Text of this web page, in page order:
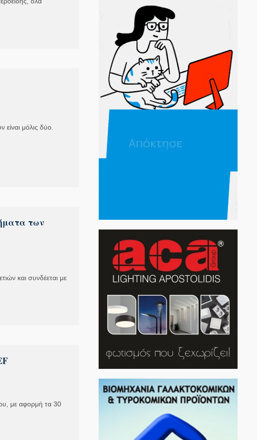
μόλις δύο.
των
και συνδέεται με
με αφορμή τα 30